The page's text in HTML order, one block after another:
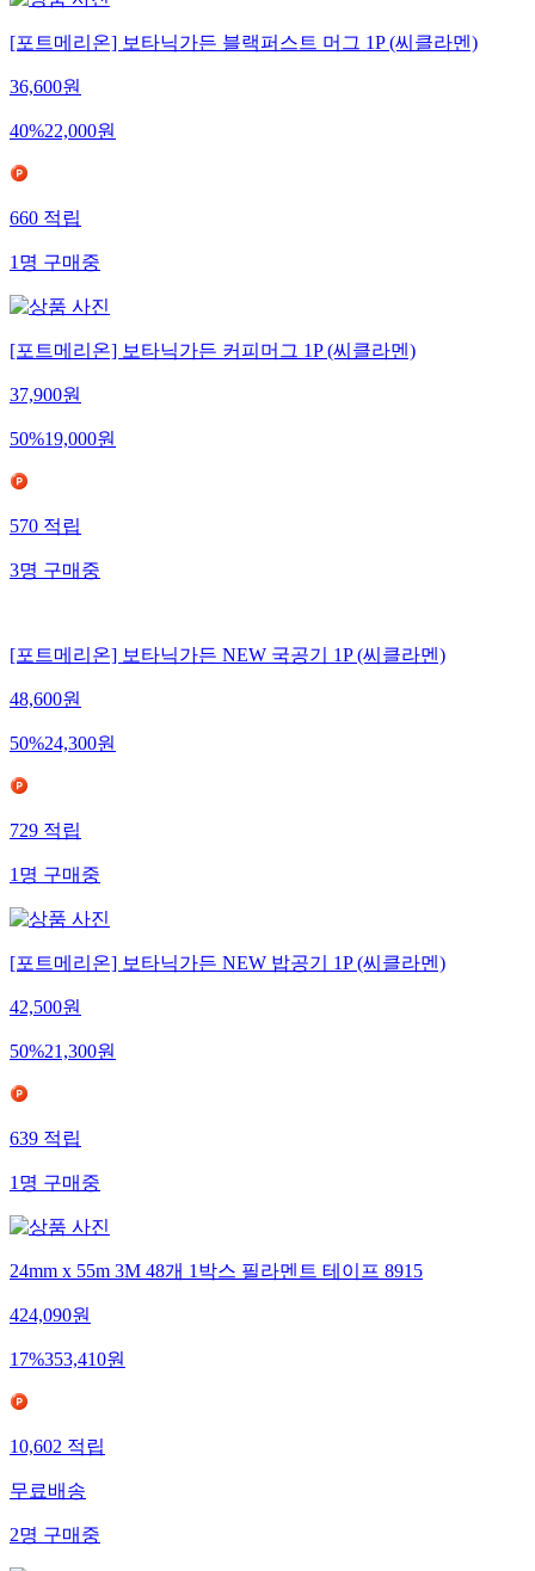
[포트메리온] 보타닉가든 블랙퍼스트 머그 1P (씨클라멘)
36,600원
40%22,000원
660적립
1명구매중
[포트메리온] 보타닉가든 커피머그 1P (씨클라멘)
37,900원
50%19,000원
570적립
3명구매중
[포트메리온] 보타닉가든 NEW 국공기 1P (씨클라멘)
48,600원
50%24,300원
729적립
1명구매중
[포트메리온] 보타닉가든 NEW 밥공기 1P (씨클라멘)
42,500원
50%21,300원
639적립
1명구매중
24mm x 55m 3M 48개 1박스 필라멘트 테이프 8915
424,090원
17%353,410원
10,602적립
무료배송
2명구매중